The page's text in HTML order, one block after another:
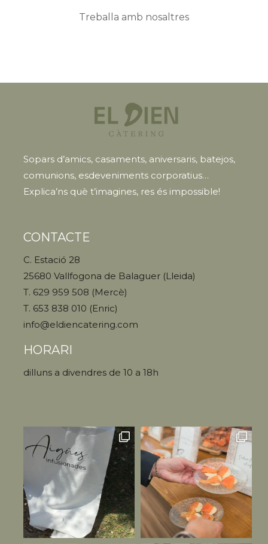
Treballa amb nosaltres
Sopars d’amics, casaments, aniversaris, batejos,
comunions, esdeveniments corporatius…
Explica’ns què t’imagines, res és impossible!
CONTACTE
C. Estació 28
25680 Vallfogona de Balaguer (Lleida)
T. 629 959 508 (Mercè)
T. 653 838 010 (Enric)
info@eldiencatering.com
HORARI
dilluns a divendres de 10 a 18h